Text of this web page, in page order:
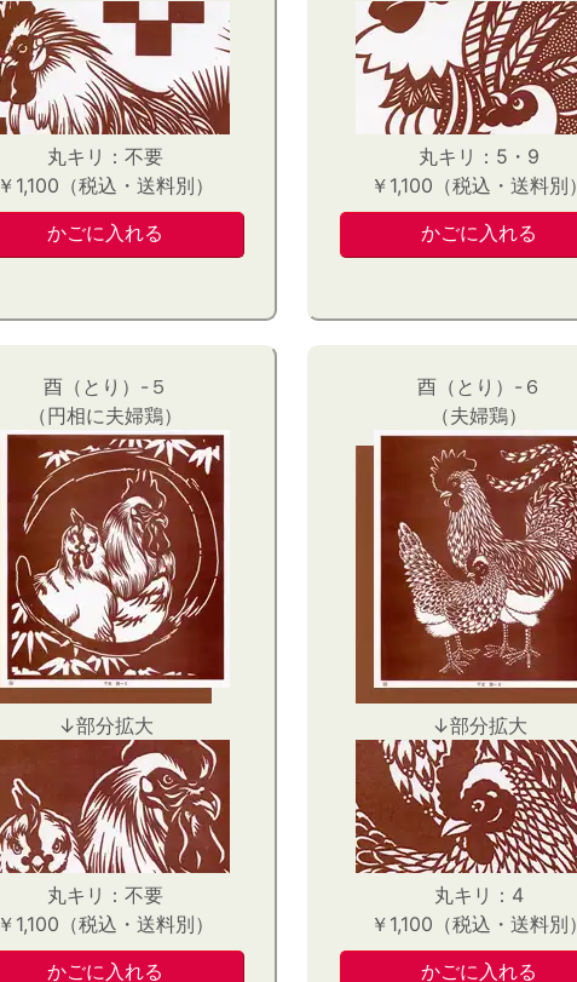
丸キリ：不要
￥1,100（税込・送料別）
丸キリ：5・9
￥1,100（税込・送料別）
酉（とり）-５
（円相に夫婦鶏）
↓部分拡大
丸キリ：不要
￥1,100（税込・送料別）
酉（とり）-６
（夫婦鶏）
↓部分拡大
丸キリ：4
￥1,100（税込・送料別）